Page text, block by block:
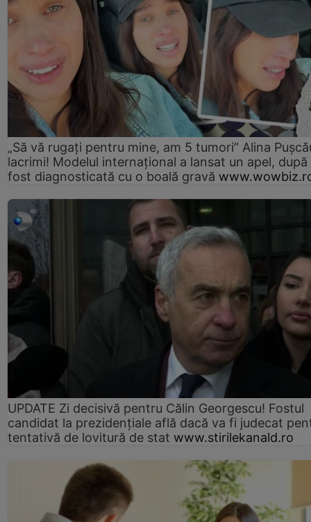
„Să vă rugați pentru mine, am 5 tumori” Alina
lacrimi! Modelul internațional a lansat un apel, după
fost diagnosticată cu o boală gravă
UPDATE Zi decisivă pentru Călin Georgescu! Fostul
candidat la prezidențiale află dacă va fi judecat
tentativă de lovitură de stat www.stirilekanald.ro